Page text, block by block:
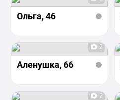
Ольга, 46
2
Аленушка, 66
2